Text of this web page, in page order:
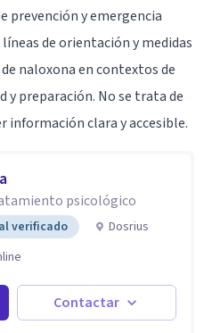
prevención y emergencia
de orientación y medidas
naloxona en contextos de
preparación. No se trata de
información clara y accesible.
psicológico
verificado
Dosrius
Contactar